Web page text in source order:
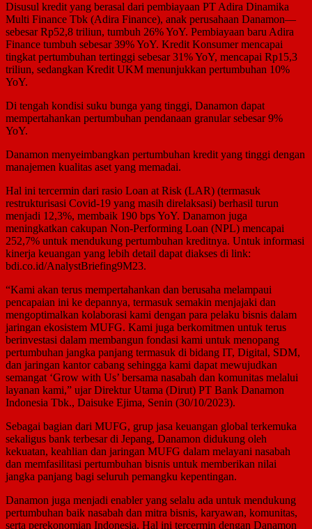
Disusul kredit yang berasal dari pembiayaan PT Adira Dinamika
Multi Finance Tbk (Adira Finance), anak perusahaan Danamon—
sebesar Rp52,8 triliun, tumbuh 26% YoY. Pembiayaan baru Adira
Finance tumbuh sebesar 39% YoY. Kredit Konsumer mencapai
tingkat pertumbuhan tertinggi sebesar 31% YoY, mencapai Rp15,3
triliun, sedangkan Kredit UKM menunjukkan pertumbuhan 10%
YoY.
Di tengah kondisi suku bunga yang tinggi, Danamon dapat
mempertahankan pertumbuhan pendanaan granular sebesar 9%
YoY.
Danamon menyeimbangkan pertumbuhan kredit yang tinggi dengan
manajemen kualitas aset yang memadai.
Hal ini tercermin dari rasio Loan at Risk (LAR) (termasuk
restrukturisasi Covid-19 yang masih direlaksasi) berhasil turun
menjadi 12,3%, membaik 190 bps YoY. Danamon juga
meningkatkan cakupan Non-Performing Loan (NPL) mencapai
252,7% untuk mendukung pertumbuhan kreditnya. Untuk informasi
kinerja keuangan yang lebih detail dapat diakses di link:
bdi.co.id/AnalystBriefing9M23.
“Kami akan terus mempertahankan dan berusaha melampaui
pencapaian ini ke depannya, termasuk semakin menjajaki dan
mengoptimalkan kolaborasi kami dengan para pelaku bisnis dalam
jaringan ekosistem MUFG. Kami juga berkomitmen untuk terus
berinvestasi dalam membangun fondasi kami untuk menopang
pertumbuhan jangka panjang termasuk di bidang IT, Digital, SDM,
dan jaringan kantor cabang sehingga kami dapat mewujudkan
semangat ‘Grow with Us’ bersama nasabah dan komunitas melalui
layanan kami,” ujar Direktur Utama (Dirut) PT Bank Danamon
Indonesia Tbk., Daisuke Ejima, Senin (30/10/2023).
Sebagai bagian dari MUFG, grup jasa keuangan global terkemuka
sekaligus bank terbesar di Jepang, Danamon didukung oleh
kekuatan, keahlian dan jaringan MUFG dalam melayani nasabah
dan memfasilitasi pertumbuhan bisnis untuk memberikan nilai
jangka panjang bagi seluruh pemangku kepentingan.
Danamon juga menjadi enabler yang selalu ada untuk mendukung
pertumbuhan baik nasabah dan mitra bisnis, karyawan, komunitas,
serta perekonomian Indonesia. Hal ini tercermin dengan Danamon